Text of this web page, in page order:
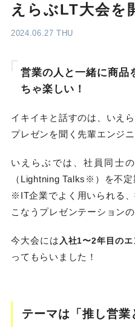
えらぶLT大会を
2024.06.27 THU
営業の人と一緒に商品
ちゃ楽しい！
イキイキと話すのは、いえ
プレゼンを聞く先輩エンジ
いえらぶでは、社員同士
（Lightning Talks※）を不定
※IT企業でよく用いられる
こなうプレゼンテーションの
今大会には 入社1〜2年目の
ってもらいました！
テーマは「推し営業